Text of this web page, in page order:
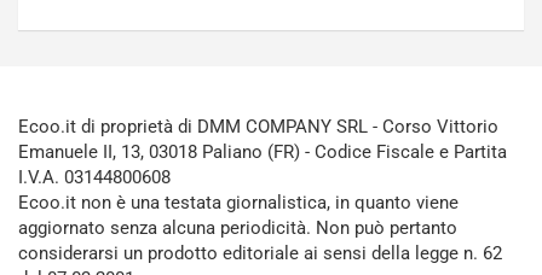
Ecoo.it di proprietà di DMM COMPANY SRL - Corso Vittorio
Emanuele II, 13, 03018 Paliano (FR) - Codice Fiscale e Partita
I.V.A. 03144800608
Ecoo.it non è una testata giornalistica, in quanto viene
aggiornato senza alcuna periodicità. Non può pertanto
considerarsi un prodotto editoriale ai sensi della legge n. 62